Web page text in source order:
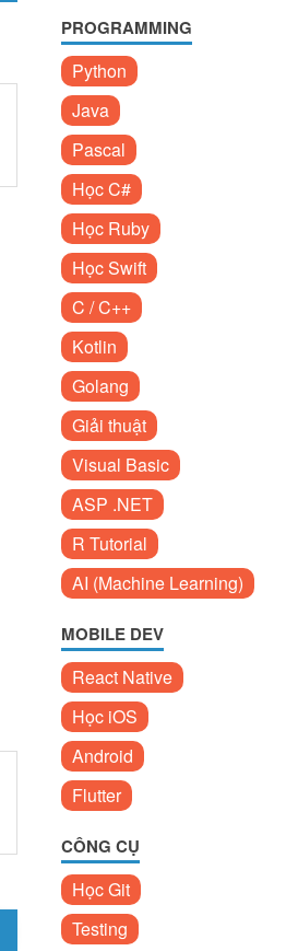
PROGRAMMING
Python
Java
Pascal
Học C#
Học Ruby
Học Swift
C / C++
Kotlin
Golang
Giải thuật
Visual Basic
ASP .NET
R Tutorial
AI (Machine Learning)
MOBILE DEV
React Native
Học iOS
Android
Flutter
CÔNG CỤ
Học Git
Testing